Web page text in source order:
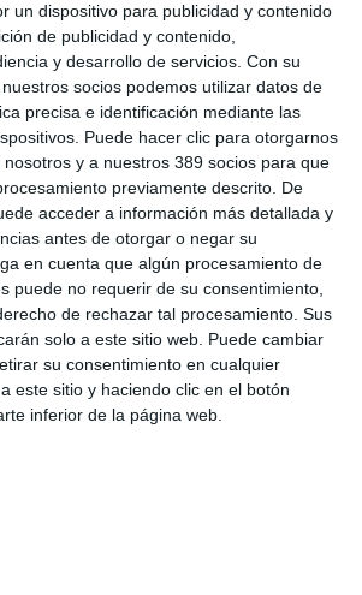
un dispositivo para publicidad y contenido
de publicidad y contenido,
y desarrollo de servicios. Con su
socios podemos utilizar datos de
precisa e identificación mediante las
Puede hacer clic para otorgarnos
y a nuestros 389 socios para que
previamente descrito. De
acceder a información más detallada y
antes de otorgar o negar su
en cuenta que algún procesamiento de
puede no requerir de su consentimiento,
de rechazar tal procesamiento. Sus
solo a este sitio web. Puede cambiar
su consentimiento en cualquier
este sitio y haciendo clic en el botón
inferior de la página web.
nuestra capacidad de crecimiento y
en el canal de mediadores de la
subrayó la importancia de esta
de una relación consolidada y
sector y señaló que supone "una
en la confianza, la cercanía y el trabajo
y GRATIS noticias como esta,
edición del Festival Internacional de Teatro